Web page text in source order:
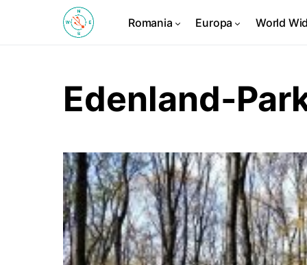
Romania Europa World
Edenland-